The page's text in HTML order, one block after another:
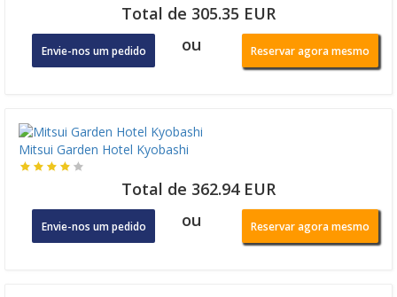
Total de 305.35 EUR
Envie-nos um pedido ou Reservar agora mesmo
Mitsui Garden Hotel Kyobashi
Total de 362.94 EUR
Envie-nos um pedido ou Reservar agora mesmo